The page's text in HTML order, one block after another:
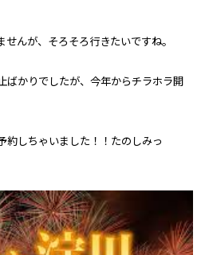
んが、そろそろ行きたいですね。
ばかりでしたが、今年からチラホラ開
約しちゃいました！！たのしみっ